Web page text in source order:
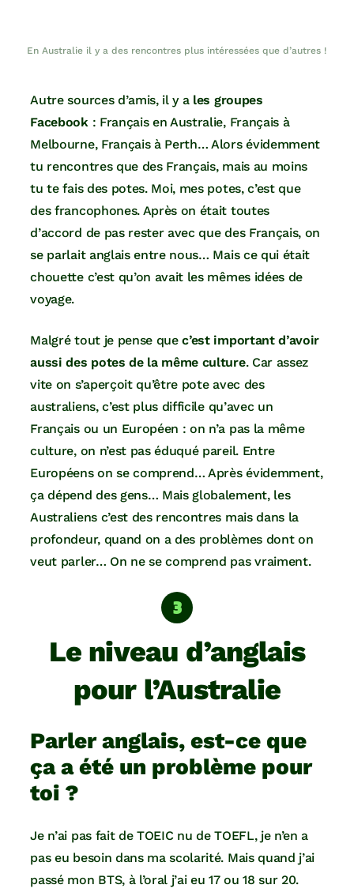
En Australie il y a des rencontres plus intéressées que d’autres !
Autre sources d’amis, il y a les groupes
Facebook: Français en Australie, Français à
Melbourne, Français à Perth… Alors évidemment
tu rencontres que des Français, mais au moins
tu te fais des potes. Moi, mes potes, c’est que
des francophones. Après on était toutes
d’accord de pas rester avec que des Français, on
se parlait anglais entre nous… Mais ce qui était
chouette c’est qu’on avait les mêmes idées de
voyage.
Malgré tout je pense quec’est important d’avoir
aussi des potes de la même culture. Car assez
vite on s’aperçoit qu’être pote avec des
australiens, c’est plus difficile qu’avec un
Français ou un Européen : on n’a pas la même
culture, on n’est pas éduqué pareil. Entre
Européens on se comprend… Après évidemment,
ça dépend des gens… Mais globalement, les
Australiens c’est des rencontres mais dans la
profondeur, quand on a des problèmes dont on
veut parler… On ne se comprend pas vraiment.
Le niveau d’anglais
pour l’Australie
Parler anglais, est-ce que
ça a été un problème pour
toi ?
Je n’ai pas fait de TOEIC nu de TOEFL, je n’en a
pas eu besoin dans ma scolarité. Mais quand j’ai
passé mon BTS, à l’oral j’ai eu 17 ou 18 sur 20.